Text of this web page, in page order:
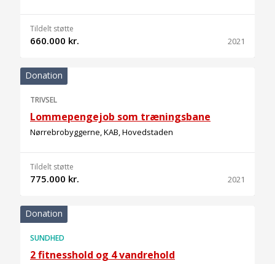
Tildelt støtte
660.000 kr. 2021
Donation
TRIVSEL
Lommepengejob som træningsbane
Nørrebrobyggerne, KAB, Hovedstaden
Tildelt støtte
775.000 kr. 2021
Donation
SUNDHED
2 fitnesshold og 4 vandrehold